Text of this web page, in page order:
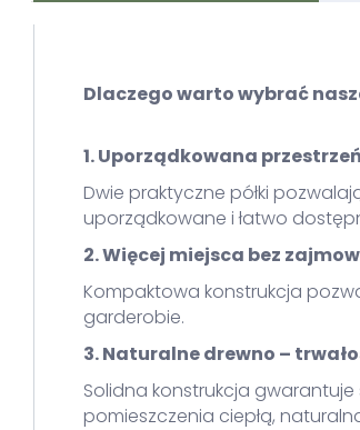
Dlaczego warto wybrać
1. Uporządkowana przestrzeń
Dwie praktyczne półki
uporządkowane i łatwo
2. Więcej miejsca bez
Kompaktowa konstrukcja
garderobie.
3. Naturalne drewno –
Solidna konstrukcja
pomieszczenia ciepłą,